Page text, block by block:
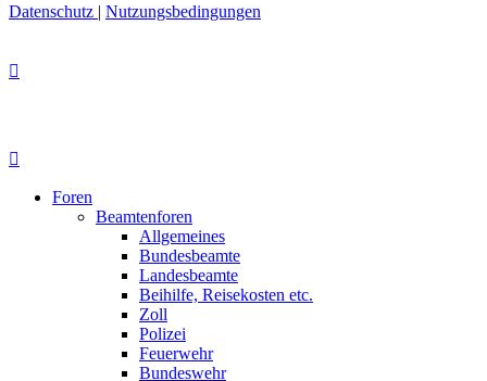
Datenschutz | Nutzungsbedingungen
Foren
Beamtenforen
Allgemeines
Bundesbeamte
Landesbeamte
Beihilfe, Reisekosten etc.
Zoll
Polizei
Feuerwehr
Bundeswehr